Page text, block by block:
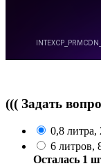
((( Задать
0,8 литра,
6 литров,
Осталась 1